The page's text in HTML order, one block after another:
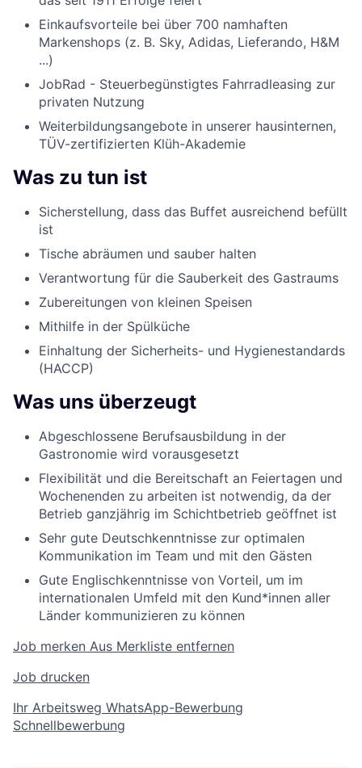
Einkaufsvorteile bei über 700 namhaften
Markenshops (z. B. Sky, Adidas, Lieferando, H&M
...)
JobRad - Steuerbegünstigtes Fahrradleasing zur
privaten Nutzung
Weiterbildungsangebote in unserer hausinternen,
TÜV-zertifizierten Klüh-Akademie
Was zu tun ist
Sicherstellung, dass das Buffet ausreichend befüllt
ist
Tische abräumen und sauber halten
Verantwortung für die Sauberkeit des Gastraums
Zubereitungen von kleinen Speisen
Mithilfe in der Spülküche
Einhaltung der Sicherheits- und Hygienestandards
(HACCP)
Was uns überzeugt
Abgeschlossene Berufsausbildung in der
Gastronomie wird vorausgesetzt
Flexibilität und die Bereitschaft an Feiertagen und
Wochenenden zu arbeiten ist notwendig, da der
Betrieb ganzjährig im Schichtbetrieb geöffnet ist
Sehr gute Deutschkenntnisse zur optimalen
Kommunikation im Team und mit den Gästen
Gute Englischkenntnisse von Vorteil, um im
internationalen Umfeld mit den Kund*innen aller
Länder kommunizieren zu können
Job merken Aus Merkliste entfernen
Job drucken
Ihr Arbeitsweg WhatsApp-Bewerbung
Schnellbewerbung